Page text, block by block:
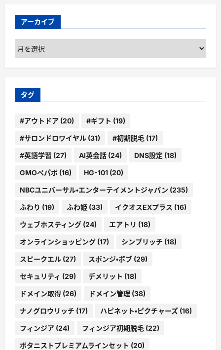
アーカイブ
ア
ー
カ
ブ
タグ
#アウトドア (20) #ギフト (19)
#サロンドロワイヤル (31) #初期脱毛 (17)
#英語学習 (27) AI英会話 (24) DNS設定 (18)
GMOペパボ (16) HG-101 (20)
NBCユニバーサル・エンターテイメントジャパン (235)
ふわり (19) ふわ姫 (33) イクオスEXプラス (16)
ウェブホスティング (24) エアトリ (18)
オンラインショッピング (17) シンプリッチ (18)
スピークエル (27) スポンジ・ボブ (29)
セキュリティ (29) デメリット (18)
ドメイン取得 (26) ドメイン管理 (38)
ナノグロウリッチ (17) ハピネット・ピクチャーズ (16)
フィンジア (24) フィンジア初期脱毛 (22)
ボタニストプレミアムラインセット (20)